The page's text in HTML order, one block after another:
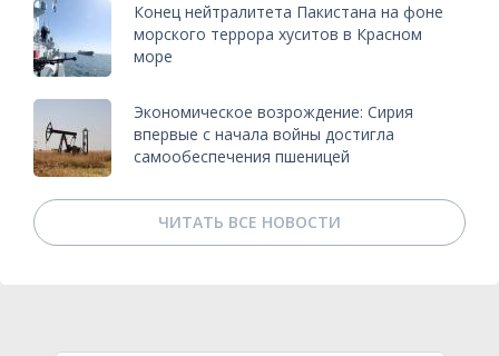
Конец нейтралитета Пакистана на фоне
морского террора хуситов в Красном
море
Экономическое возрождение: Сирия
впервые с начала войны достигла
самообеспечения пшеницей
ЧИТАТЬ ВСЕ НОВОСТИ